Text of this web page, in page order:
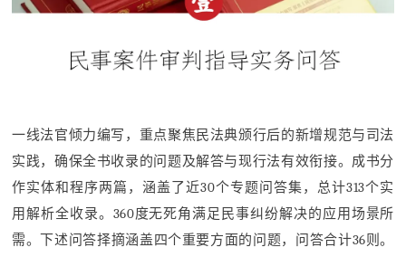
一线法官倾力编写， 重点聚焦民法典颁行后的新增规范与司法
实践，确保全书收录的问题及解答与现行法有效衔接。成书分
作实体和程序两篇，涵盖了近30个专题问答集，总计313个实
用解析全收录。360度无死角满足民事纠纷解决的应用场景所
需。下述问答择摘涵盖四个重要方面的问题，问答合计36则。